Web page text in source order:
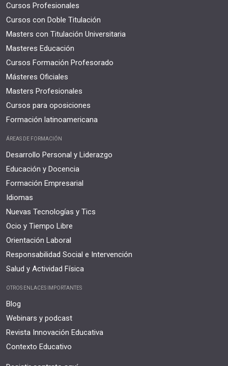
Cursos Profesionales
Cursos con Doble Titulación
Masters con Titulación Universitaria
Masteres Educación
Cursos Formación Profesorado
Másteres Oficiales
Masters Profesionales
Cursos para oposiciones
Formación latinoamericana
ÁREAS DE FORMACIÓN
Desarrollo Personal y Liderazgo
Educación y Docencia
Formación Empresarial
Idiomas
Nuevas Tecnologías y Tics
Ocio y Tiempo Libre
Orientación Laboral
Responsabilidad Social e Intervención
Salud y Actividad Física
OTROS ENLACES IMPORTANTES
Blog
Webinars y podcast
Revista Innovación Educativa
Contexto Educativo